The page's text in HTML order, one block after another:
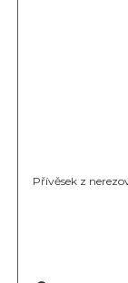
Přívěsek z